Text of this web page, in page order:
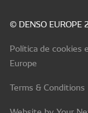
© DENSO
Política de cookies
Europe
Terms & Conditions